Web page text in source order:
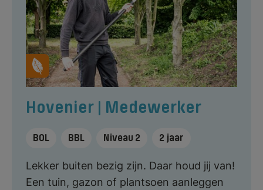
Hovenier | Medewerker
BOL BBL Niveau 2 2 jaar
Lekker buiten bezig zijn. Daar houd jij van!
Een tuin, gazon of plantsoen aanleggen